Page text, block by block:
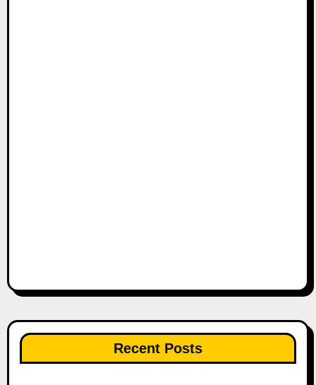
Recent Posts